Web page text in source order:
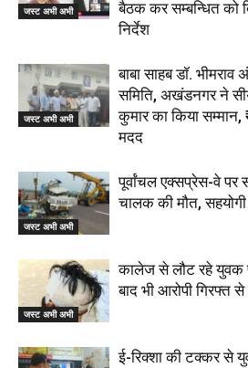
जस्ट अभी अभी
बैठक कर सम्बन्धित को
निर्देश
जस्ट अभी अभी
बाबा साहब डॉ.
समिति, अखंडनगर ने
कुमार का किया
मदद
जस्ट अभी अभी
पूर्वांचल एक्सप्रेस-वे
चालक की मौत,
जस्ट अभी अभी
कालेज से लौट रहे युवक
बाद भी आरोपी गिरफ्त से
ई-रिक्शा की टक्कर से